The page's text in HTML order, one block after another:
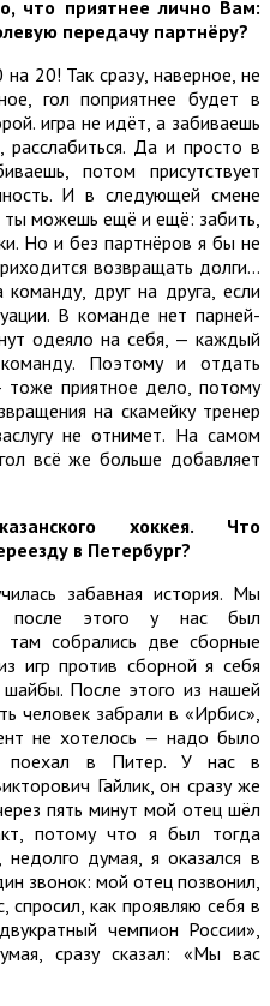
что приятнее лично Вам:
передачу партнёру?
20! Так сразу, наверное, не
гол поприятнее будет в
игра не идёт, а забиваешь
Да и просто в
потом присутствует
И в следующей смене
ты можешь ещё и ещё: забить,
Но и без партнёров я бы не
возвращать долги…
друг на друга, если
В команде нет парней-
одеяло на себя, — каждый
Поэтому и отдать
приятное дело, потому
на скамейку тренер
не отнимет. На самом
всё же больше добавляет
хоккея. Что
в Петербург?
забавная история. Мы
после этого у нас был
там собрались две сборные
игр против сборной я себя
После этого из нашей
человек забрали в «Ирбис»,
не хотелось — надо было
я поехал в Питер. У нас в
Гайлик, он сразу же
пять минут мой отец шёл
потому что я был тогда
недолго думая, я оказался в
звонок: мой отец позвонил,
спросил, как проявляю себя в
чемпион России»,
сразу сказал: «Мы вас